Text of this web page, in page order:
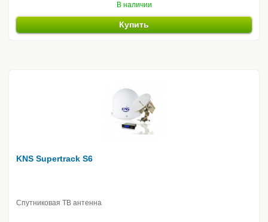
В наличии
Купить
KNS Supertrack S6
Спутниковая ТВ антенна